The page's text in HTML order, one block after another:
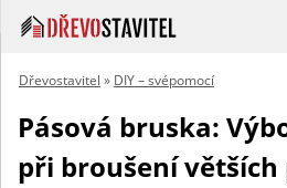
Dřevostavitel » DIY – svépomocí
Pásová bruska:
při broušení větších